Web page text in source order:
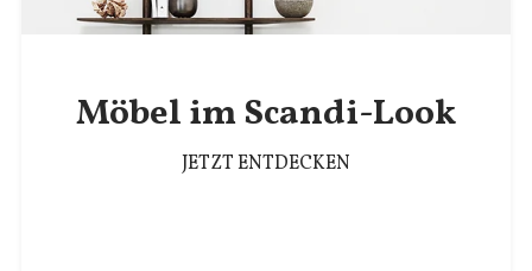
Möbel im Scandi-Look
JETZT ENTDECKEN